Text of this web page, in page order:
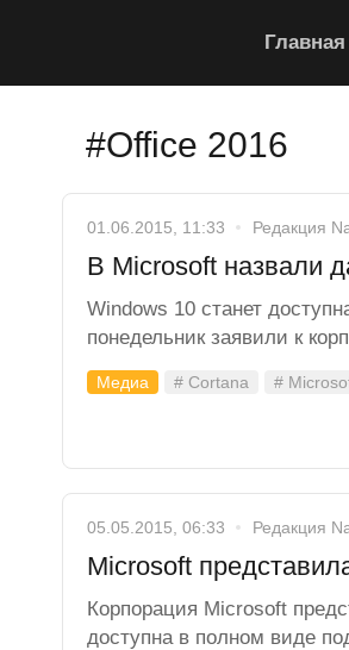
Главная
#Office 2016
01.06.2015, 11:33 Редакция
В Microsoft назвали
Windows 10 станет
понедельник заявили к
Медиа # Cortana #
05.05.2015, 06:33 Редакция
Microsoft
Корпорация Microsoft
доступна в полном виде